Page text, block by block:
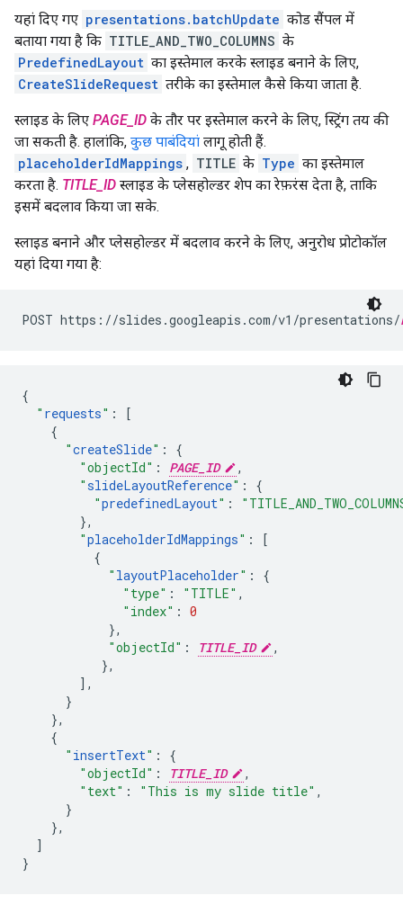
यहां दिए गए presentations.batchUpdate कोड सैंपल में
बताया गया है कि TITLE_AND_TWO_COLUMNS के
PredefinedLayout का इस्तेमाल करके स्लाइड बनाने के लिए,
CreateSlideRequest तरीके का इस्तेमाल कैसे किया जाता है.
स्लाइड के लिए PAGE_ID के तौर पर इस्तेमाल करने के लिए, स्ट्रिंग तय की
जा सकती है. हालांकि, कुछ पाबंदियां लागू होती हैं.
placeholderIdMappings , TITLE के Type का इस्तेमाल
करता है. TITLE_ID स्लाइड के प्लेसहोल्डर शेप का रेफ़रंस देता है, ताकि
इसमें बदलाव किया जा सके.
स्लाइड बनाने और प्लेसहोल्डर में बदलाव करने के लिए, अनुरोध प्रोटोकॉल
यहां दिया गया है:
POST https://slides.googleapis.com/v1/presentations/
{
" requests" :
[
{
"createSlide" :
{
"objectId" : PAGE_ID
,
"slideLayoutReference" :
{
"predefinedLayout" :
},
"placeholderIdMappings" :
[
{
" layoutPlaceholder" :
{
"type" : "TITLE" ,
"index" : 0
},
"objectId" : TITLE_ID
,
},
],
}
},
{
" insertText" :
{
"objectId" : TITLE_ID
,
"text" : "This is my slide title" ,
}
},
]
}